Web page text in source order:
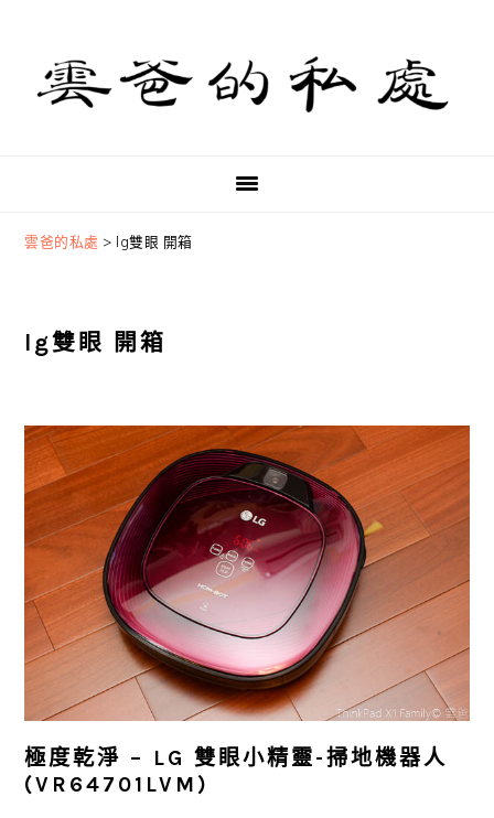
primary
navigation
content
primary
sidebar
雲爸的私處 > lg雙眼 開箱
lg雙眼 開箱
極度乾淨 – LG 雙眼小精靈-掃地機器人
(VR64701LVM)